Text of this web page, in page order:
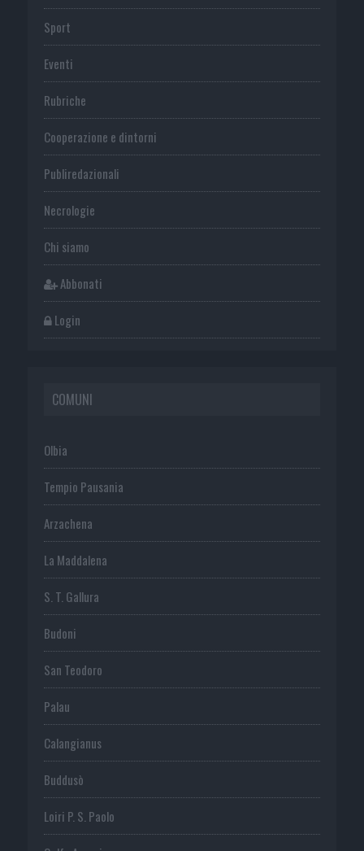
Sport
Eventi
Rubriche
Cooperazione e dintorni
Publiredazionali
Necrologie
Chi siamo
Abbonati
Login
COMUNI
Olbia
Tempio Pausania
Arzachena
La Maddalena
S. T. Gallura
Budoni
San Teodoro
Palau
Calangianus
Buddusò
Loiri P. S. Paolo